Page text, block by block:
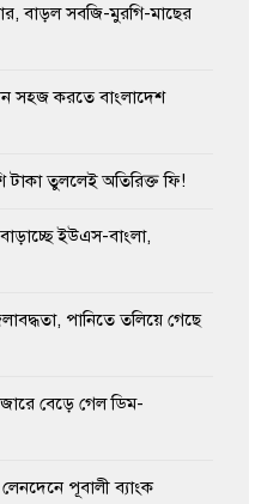
বাড়ল সবজি-মুরগি-মাছের
সহজ করতে বাংলাদেশ
টাকা তুললেই অতিরিক্ত ফি!
ইউএস-বাংলা,
পানিতে তলিয়ে গেছে
বেড়ে গেল ডিম-
পূবালী ব্যাংক